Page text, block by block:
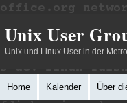
Unix User
Unix und Linux User in der
Home Kalender Über